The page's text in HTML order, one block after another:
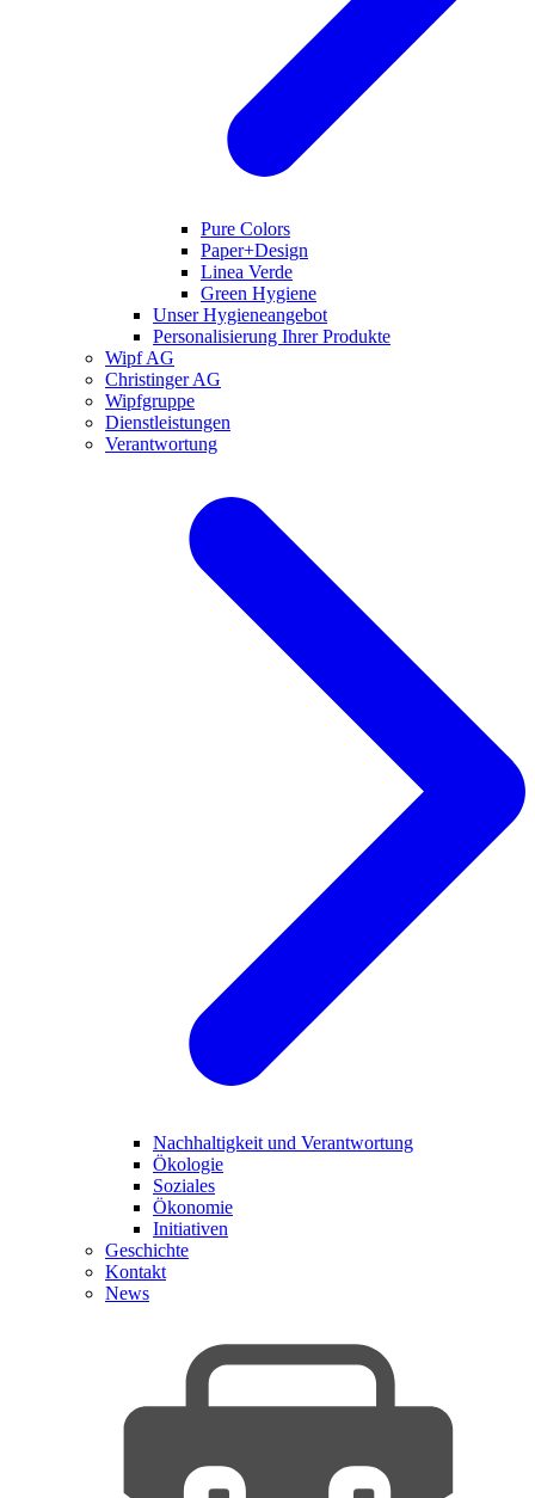
Pure Colors
Paper+Design
Linea Verde
Green Hygiene
Unser Hygieneangebot
Personalisierung Ihrer Produkte
Wipf AG
Christinger AG
Wipfgruppe
Dienstleistungen
Verantwortung
Nachhaltigkeit und Verantwortung
Ökologie
Soziales
Ökonomie
Initiativen
Geschichte
Kontakt
News